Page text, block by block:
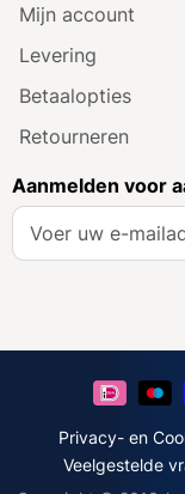
Mijn account
Levering
Betaalopties
Retourneren
Aanmelden voor
A
e
Privacy- en
Veelgestelde